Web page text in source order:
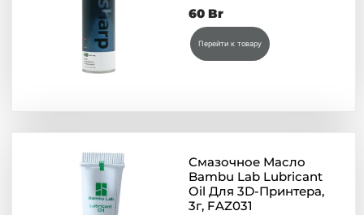
60 Br
Перейти к товару
Смазочное Масло
Bambu Lab Lubricant
Oil Для 3D-Принтера,
3г, FAZ031